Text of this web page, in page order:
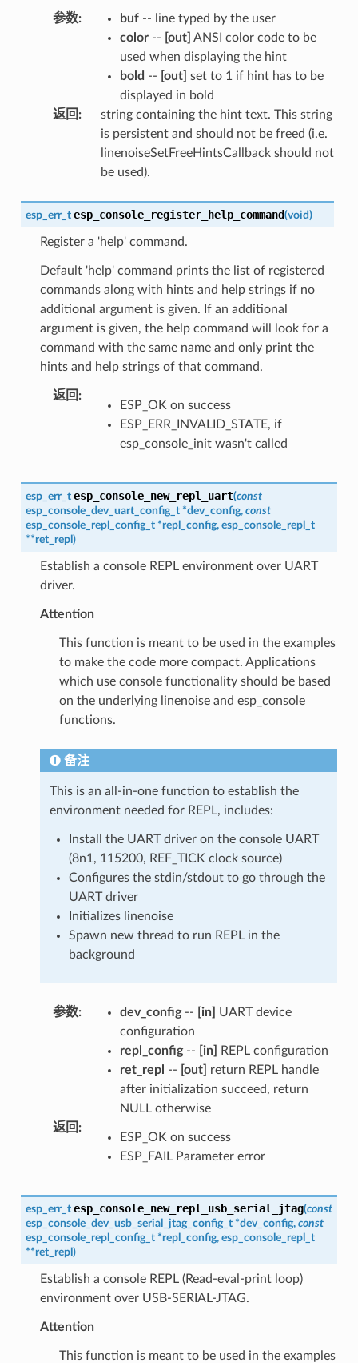
参数: buf-- line typed by the user
color-- [out] ANSI color code to be
used when displaying the hint
bold -- [out] set to 1 if hint has to be
displayed in bold
返回 :
string containing the hint text. This string
is persistent and should not be freed (i.e.
linenoiseSetFreeHintsCallback should not
be used).
esp_err_t esp_console_register_help_command(void)
Register a 'help' command.
Default 'help' command prints the list of registered
commands along with hints and help strings if no
additional argument is given. If an additional
argument is given, the help command will look for a
command with the same name and only print the
hints and help strings of that command.
返回 :
ESP_OK on success
ESP_ERR_INVALID_STATE, if
esp_console_init wasn't called
esp_err_t esp_console_new_repl_uart(const
esp_console_dev_uart_config_t *dev_config, const
esp_console_repl_config_t *repl_config, esp_console_repl_t
**ret_repl )
Establish a console REPL environment over UART
driver.
Attention
This function is meant to be used in the examples
to make the code more compact. Applications
which use console functionality should be based
on the underlying linenoise and esp_console
functions.
备注
This is an all-in-one function to establish the
environment needed for REPL, includes:
Install the UART driver on the console UART
(8n1, 115200, REF_TICK clock source)
Configures the stdin/stdout to go through the
UART driver
Initializes linenoise
Spawn new thread to run REPL in the
background
参数: dev_config-- [in]
UART device
configuration
repl_config-- [in]
REPL configuration
ret_repl -- [out]
return REPL handle
after initialization succeed, return
NULL otherwise
返回 :
ESP_OK on success
ESP_FAIL Parameter error
esp_err_t esp_console_new_repl_usb_serial_jtag(const
esp_console_dev_usb_serial_jtag_config_t *dev_config, const
esp_console_repl_config_t *repl_config, esp_console_repl_t
**ret_repl )
Establish a console REPL (Read-eval-print loop)
environment over USB-SERIAL-JTAG.
Attention
This function is meant to be used in the examples